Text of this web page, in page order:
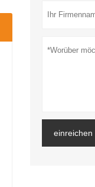
einreichen